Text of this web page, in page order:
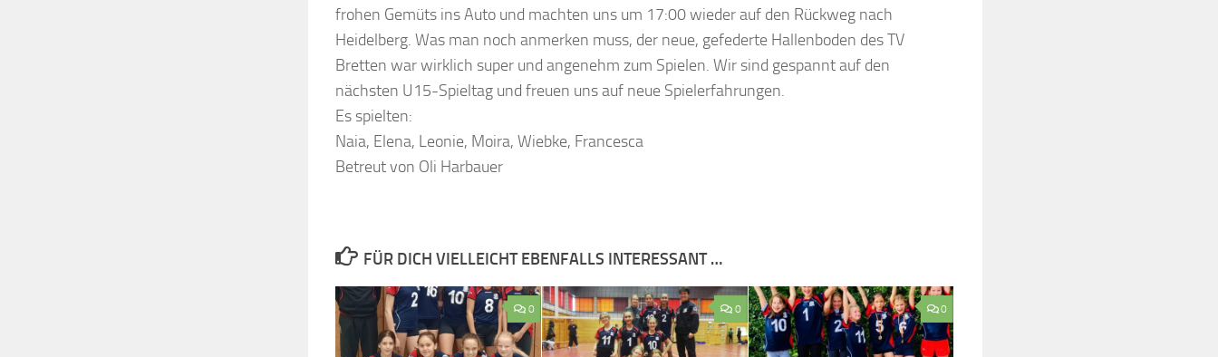
frohen Gemüts ins Auto und machten uns um 17:00 wieder auf den Rückweg nach
Heidelberg. Was man noch anmerken muss, der neue, gefederte Hallenboden des TV
Bretten war wirklich super und angenehm zum Spielen. Wir sind gespannt auf den
nächsten U15-Spieltag und freuen uns auf neue Spielerfahrungen.
Es spielten:
Naia, Elena, Leonie, Moira, Wiebke, Francesca
Betreut von Oli Harbauer
FÜR DICH VIELLEICHT EBENFALLS INTERESSANT …
0 0 0